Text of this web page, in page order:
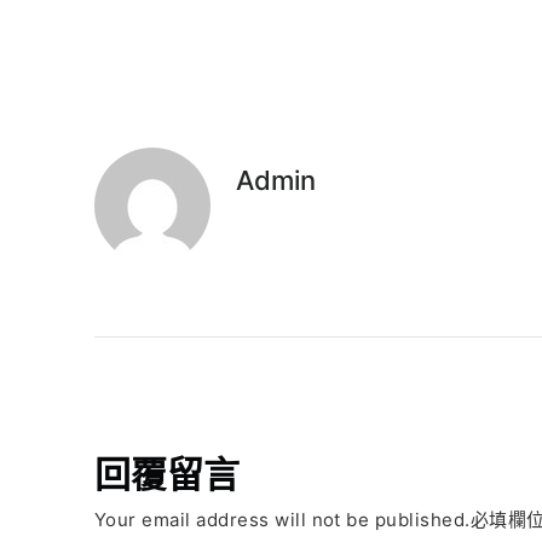
Admin
回覆留言
Your email address will not be published.必填欄